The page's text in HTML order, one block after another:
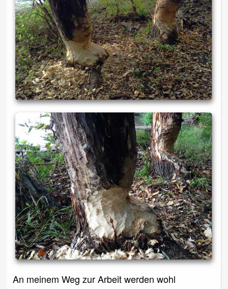
An meinem Weg zur Arbeit werden wohl